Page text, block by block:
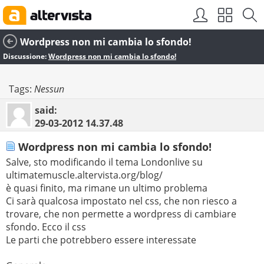
Wordpress non mi cambia lo sfondo!
Discussione:Wordpress non mi cambia lo sfondo!
Tags: Nessun
said:
29-03-2012 14.37.48
Wordpress non mi cambia lo sfondo!
Salve, sto modificando il tema Londonlive su
ultimatemuscle.altervista.org/blog/
è quasi finito, ma rimane un ultimo problema
Ci sarà qualcosa impostato nel css, che non riesco a
trovare, che non permette a wordpress di cambiare
sfondo. Ecco il css
Le parti che potrebbero essere interessate